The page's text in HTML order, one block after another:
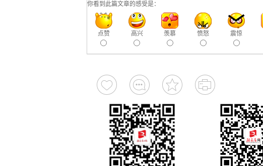
你看到此篇文章的感受是：
点赞 高兴 羡慕 愤怒 震惊